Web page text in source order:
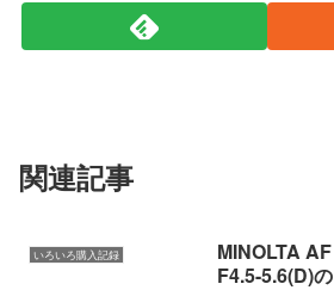
関連記事
いろいろ購入記録
MINOLTA
F4.5-5.6(D)